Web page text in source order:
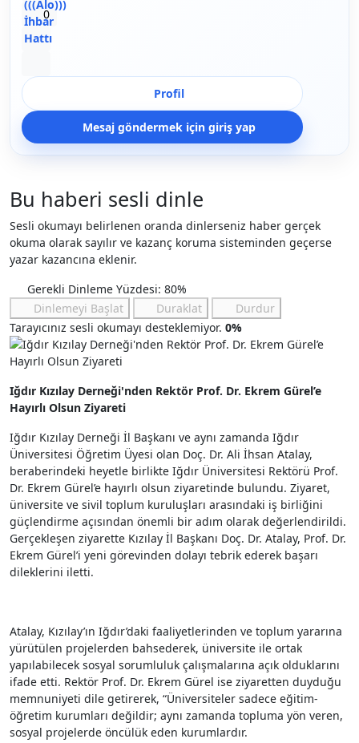
Beğenmeme
0
Yer İmi
Profil
Mesaj göndermek için giriş yap
Bu haberi sesli dinle
Sesli okumayı belirlenen oranda dinlerseniz haber gerçek
okuma olarak sayılır ve kazanç koruma sisteminden geçerse
yazar kazancına eklenir.
Gerekli Dinleme Yüzdesi: 80%
Dinlemeyi Başlat
Duraklat
Durdur
Tarayıcınız sesli okumayı desteklemiyor. 0%
Iğdır Kızılay Derneği'nden Rektör Prof. Dr. Ekrem Gürel’e
Hayırlı Olsun Ziyareti
Iğdır Kızılay Derneği İl Başkanı ve aynı zamanda Iğdır
Üniversitesi Öğretim Üyesi olan Doç. Dr. Ali İhsan Atalay,
beraberindeki heyetle birlikte Iğdır Üniversitesi Rektörü Prof.
Dr. Ekrem Gürel’e hayırlı olsun ziyaretinde bulundu. Ziyaret,
üniversite ve sivil toplum kuruluşları arasındaki iş birliğini
güçlendirme açısından önemli bir adım olarak değerlendirildi.
Gerçekleşen ziyarette Kızılay İl Başkanı Doç. Dr. Atalay, Prof. Dr.
Ekrem Gürel’i yeni görevinden dolayı tebrik ederek başarı
dileklerini iletti.
Atalay, Kızılay’ın Iğdır’daki faaliyetlerinden ve toplum yararına
yürütülen projelerden bahsederek, üniversite ile ortak
yapılabilecek sosyal sorumluluk çalışmalarına açık olduklarını
ifade etti. Rektör Prof. Dr. Ekrem Gürel ise ziyaretten duyduğu
memnuniyeti dile getirerek, “Üniversiteler sadece eğitim-
öğretim kurumları değildir; aynı zamanda topluma yön veren,
sosyal projelerde öncülük eden kurumlardır.